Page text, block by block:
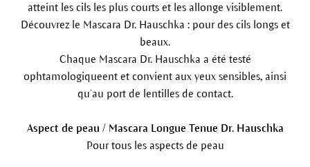
atteint les cils les plus courts et les allonge visiblement.
Découvrez le Mascara Dr. Hauschka : pour des cils longs et
beaux.
Chaque Mascara Dr. Hauschka a été testé
ophtamologiqueent et convient aux yeux sensibles, ainsi
qu’au port de lentilles de contact.
Aspect de peau / Mascara Longue Tenue Dr. Hauschka
Pour tous les aspects de peau